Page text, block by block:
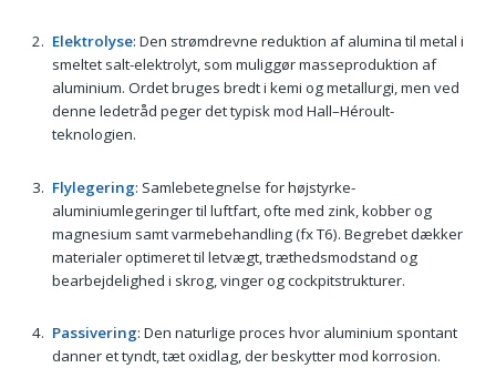
Elektrolyse: Den strømdrevne reduktion af alumina til metal i
smeltet salt-elektrolyt, som muliggør masseproduktion af
aluminium. Ordet bruges bredt i kemi og metallurgi, men ved
denne ledetråd peger det typisk mod Hall–Héroult-
teknologien.
Flylegering: Samlebetegnelse for højstyrke-
aluminiumlegeringer til luftfart, ofte med zink, kobber og
magnesium samt varmebehandling (fx T6). Begrebet dækker
materialer optimeret til letvægt, træthedsmodstand og
bearbejdelighed i skrog, vinger og cockpitstrukturer.
Passivering: Den naturlige proces hvor aluminium spontant
danner et tyndt, tæt oxidlag, der beskytter mod korrosion.